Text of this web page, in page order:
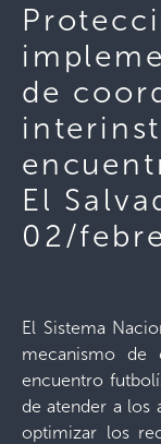
de
El
02/
El Sistema
mecanismo de
encuentro
de atender a los
optimizar los